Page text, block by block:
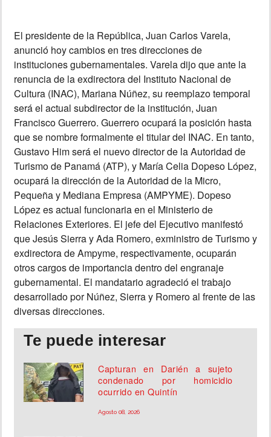
INSÓLITAS
MULTIMEDIA
El presidente de la República, Juan Carlos Varela,
anunció hoy cambios en tres direcciones de
instituciones gubernamentales. Varela dijo que ante la
renuncia de la exdirectora del Instituto Nacional de
Cultura (INAC), Mariana Núñez, su reemplazo temporal
será el actual subdirector de la institución, Juan
Francisco Guerrero. Guerrero ocupará la posición hasta
que se nombre formalmente el titular del INAC. En tanto,
Gustavo Him será el nuevo director de la Autoridad de
Turismo de Panamá (ATP), y María Celia Dopeso López,
ocupará la dirección de la Autoridad de la Micro,
Pequeña y Mediana Empresa (AMPYME). Dopeso
López es actual funcionaria en el Ministerio de
Relaciones Exteriores. El jefe del Ejecutivo manifestó
que Jesús Sierra y Ada Romero, exministro de Turismo y
exdirectora de Ampyme, respectivamente, ocuparán
otros cargos de importancia dentro del engranaje
gubernamental. El mandatario agradeció el trabajo
desarrollado por Núñez, Sierra y Romero al frente de las
diversas direcciones.
Te puede interesar
Capturan en Darién a sujeto
condenado por homicidio
ocurrido en Quintín
Agosto 08, 2026